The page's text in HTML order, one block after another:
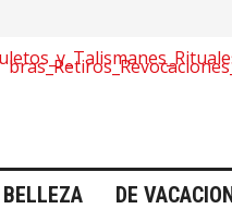
BELLEZA DE